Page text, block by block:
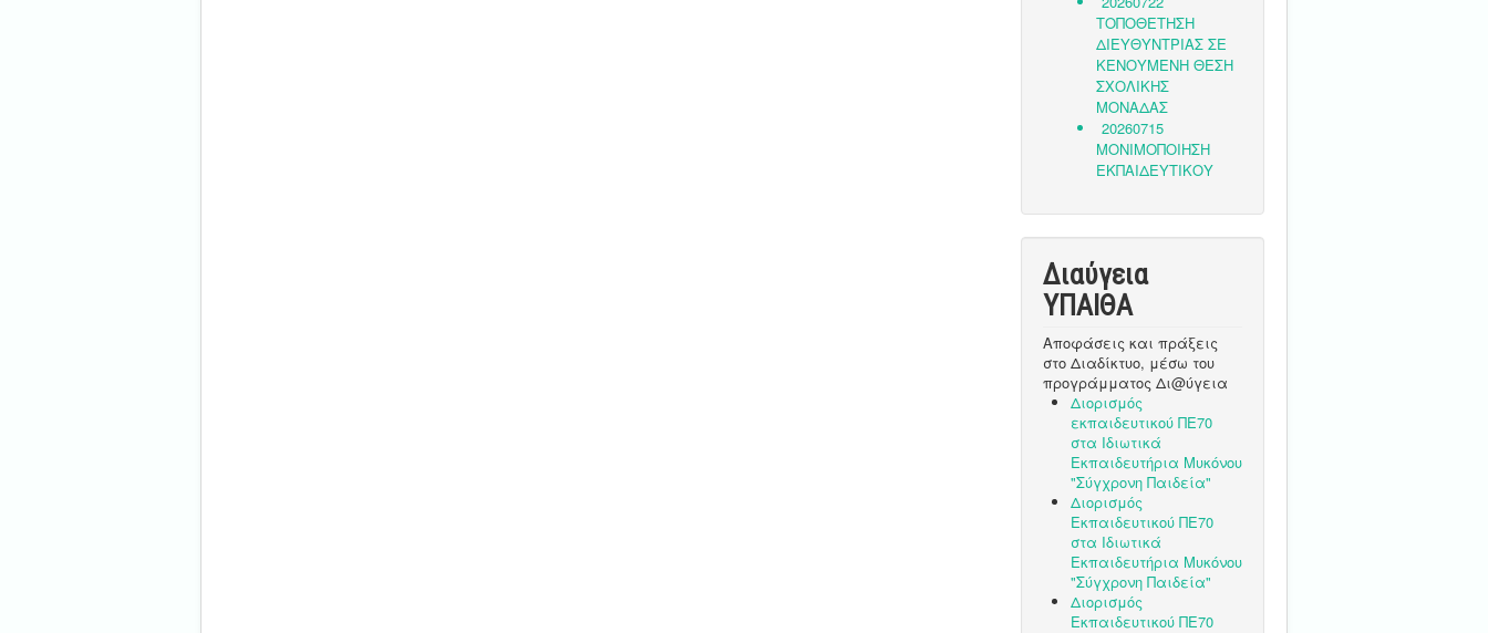
Διαύγεια
ΥΠΑΙΘA
Αποφάσεις και πράξεις
στο Διαδίκτυο, μέσω του
προγράμματος Δι@ύγεια
Διορισμός
εκπαιδευτικού ΠΕ70
στα Ιδιωτικά
Εκπαιδευτήρια Μυκόνου
"Σύγχρονη Παιδεία"
Διορισμός
Εκπαιδευτικού ΠΕ70
στα Ιδιωτικά
Εκπαιδευτήρια Μυκόνου
"Σύγχρονη Παιδεία"
Διορισμός
Εκπαιδευτικού ΠΕ70